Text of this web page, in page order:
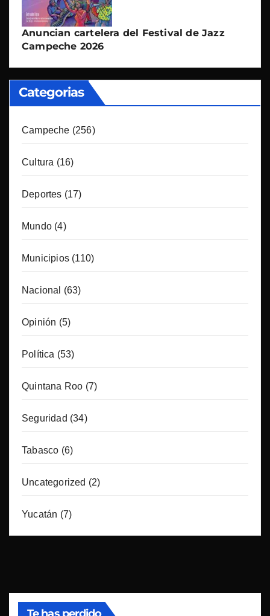
Anuncian cartelera del Festival de Jazz
Campeche 2026
Categorias
Campeche (256)
Cultura (16)
Deportes (17)
Mundo (4)
Municipios (110)
Nacional (63)
Opinión (5)
Política (53)
Quintana Roo (7)
Seguridad (34)
Tabasco (6)
Uncategorized (2)
Yucatán (7)